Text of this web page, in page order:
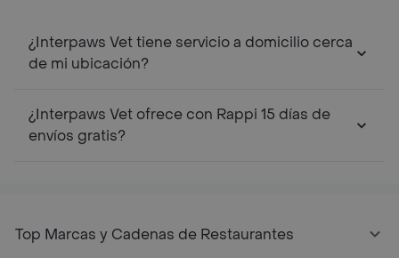
¿Interpaws Vet tiene servicio a domicilio cerca
de mi ubicación?
¿Interpaws Vet ofrece con Rappi 15 días de
envíos gratis?
Top Marcas y Cadenas de Restaurantes